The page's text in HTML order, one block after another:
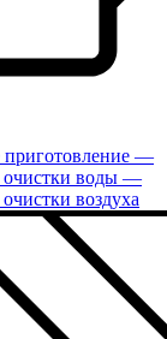
приготовление —
воды —
воздуха